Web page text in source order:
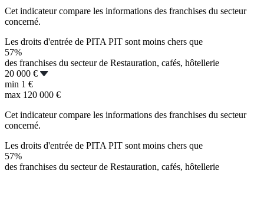
Cet indicateur compare les informations des franchises du secteur
concerné.
Les droits d'entrée de PITA PIT sont moins chers que
57%
des franchises du secteur de Restauration, cafés, hôtellerie
20 000 €
min 1 €
max 120 000 €
Cet indicateur compare les informations des franchises du secteur
concerné.
Les droits d'entrée de PITA PIT sont moins chers que
57%
des franchises du secteur de Restauration, cafés, hôtellerie